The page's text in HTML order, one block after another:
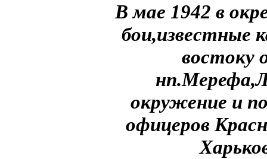
В мае 1942 в
бои,известные
востоку
окружение и
офицеров